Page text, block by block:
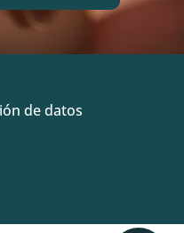
de datos